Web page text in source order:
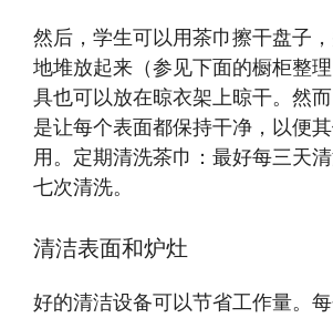
然后，学生可以用茶巾擦干盘子
地堆放起来（参见下面的橱柜整
具也可以放在晾衣架上晾干。然
是让每个表面都保持干净，以便
用。定期清洗茶巾：最好每三天
七次清洗。
清洁表面和炉灶
好的清洁设备可以节省工作量。